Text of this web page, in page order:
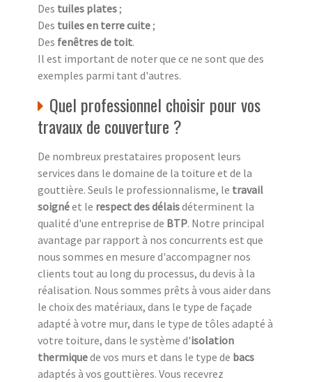
Des tuiles plates;
Des tuiles en terre cuite;
Des fenêtres de toit.
Il est important de noter que ce ne sont que des
exemples parmi tant d'autres.
Quel professionnel choisir pour vos
travaux de couverture ?
De nombreux prestataires proposent leurs
services dans le domaine de la toiture et de la
gouttière. Seuls le professionnalisme, le travail
soignéet le respect des délaisdéterminent la
qualité d'une entreprise de BTP. Notre principal
avantage par rapport à nos concurrents est que
nous sommes en mesure d'accompagner nos
clients tout au long du processus, du devis à la
réalisation. Nous sommes prêts à vous aider dans
le choix des matériaux, dans le type de façade
adapté à votre mur, dans le type de tôles adapté à
votre toiture, dans le système d'isolation
thermiquede vos murs et dans le type de bacs
adaptés à vos gouttières. Vous recevrez